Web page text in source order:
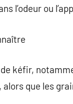
l’odeur ou
kéfir,
que les